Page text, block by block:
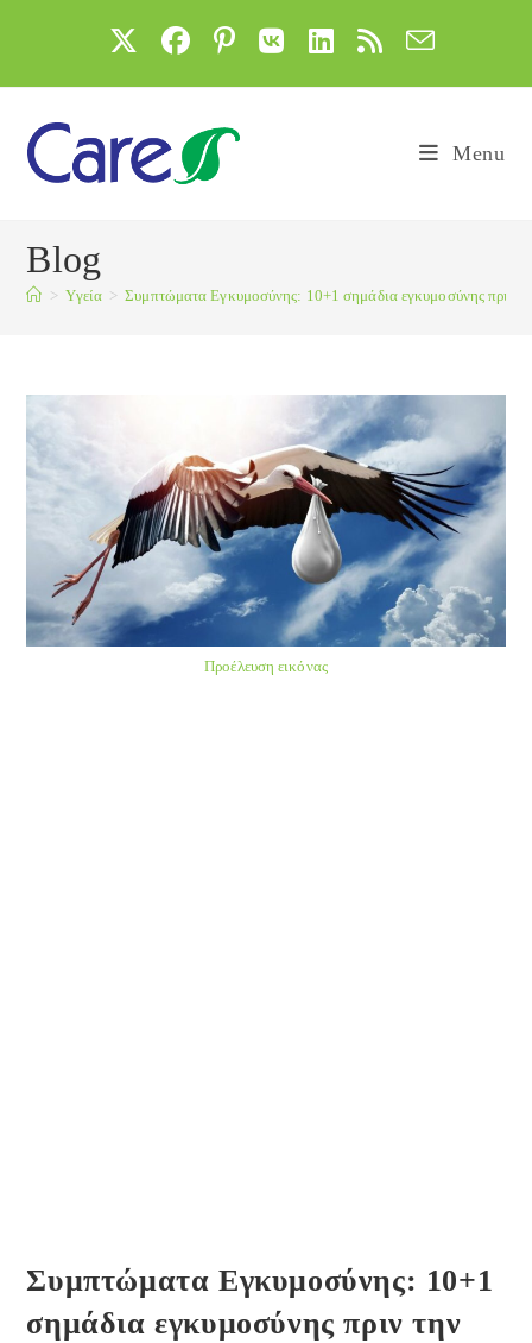
Menu
Blog
> Yγεία > Συμπτώματα Εγκυμοσύνης: 10+1 σημάδια εγκυμοσύνης πριν
Προέλευση εικόνας
Συμπτώματα Εγκυμοσύνης: 10+1
σημάδια εγκυμοσύνης πριν την